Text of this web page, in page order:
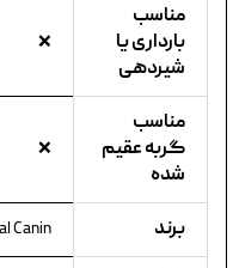
مناسب
بارداری یا
شیردهی
❌
مناسب
گربه عقیم
شده
❌
برند Canin